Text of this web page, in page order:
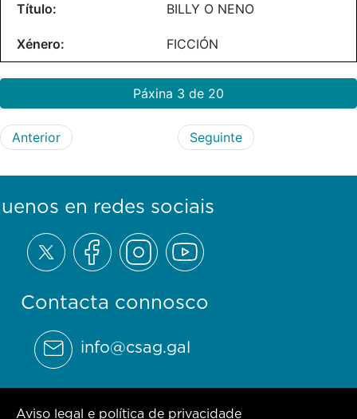
BILLY O NENO
FICCIÓN
Páxina 3 de 20
Anterior Seguinte
Contacta connosco
info@csag.gal
en redes sociais
Aviso legal e política de privacidade